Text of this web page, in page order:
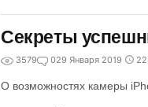
Секреты
3579 029 Января 2019
О возможностях камеры